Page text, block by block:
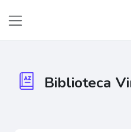
Biblioteca